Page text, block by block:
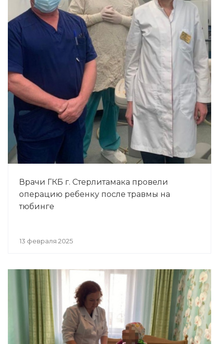
Врачи ГКБ г. Стерлитамака провели
операцию ребенку после травмы на
тюбинге
13 февраля 2025